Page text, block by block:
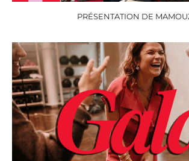
PRÉSENTATION DE